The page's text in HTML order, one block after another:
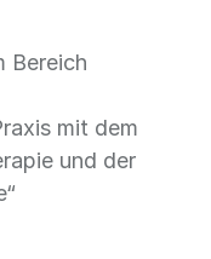
Bereich
mit dem
und der